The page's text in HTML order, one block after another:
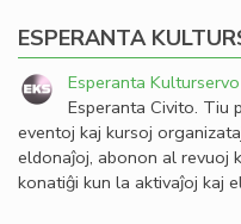
ESPERANTA
Esperanta Kulturservo
Esperanta Civito. Tiu
eventoj kaj kursoj
eldonaĵoj, abonon al revuoj
konatiĝi kun la aktivaĵoj kaj